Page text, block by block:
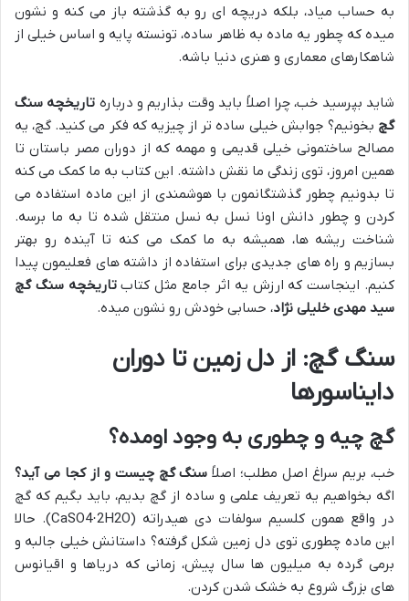
به حساب میاد، بلکه دریچه ای رو به گذشته باز می کنه و نشون
میده که چطور یه ماده به ظاهر ساده، تونسته پایه و اساس خیلی از
شاهکارهای معماری و هنری دنیا باشه.
شاید بپرسید خب، چرا اصلاً باید وقت بذاریم و درباره تاریخچه سنگ
گچ بخونیم؟ جوابش خیلی ساده تر از چیزیه که فکر می کنید. گچ، یه
مصالح ساختمونی خیلی قدیمی و مهمه که از دوران مصر باستان تا
همین امروز، توی زندگی ما نقش داشته. این کتاب به ما کمک می کنه
تا بدونیم چطور گذشتگانمون با هوشمندی از این ماده استفاده می
کردن و چطور دانش اونا نسل به نسل منتقل شده تا به ما برسه.
شناخت ریشه ها، همیشه به ما کمک می کنه تا آینده رو بهتر
بسازیم و راه های جدیدی برای استفاده از داشته های فعلیمون پیدا
کنیم. اینجاست که ارزش یه اثر جامع مثل کتابتاریخچه سنگ گچ
سید مهدی خلیلی نژاد، حسابی خودش رو نشون میده.
سنگ گچ: از دل زمین تا دوران
دایناسورها
گچ چیه و چطوری به وجود اومده؟
خب، بریم سراغ اصل مطلب؛ اصلاً سنگ گچ چیست و از کجا می آید؟
اگه بخواهیم یه تعریف علمی و ساده از گچ بدیم، باید بگیم که گچ
در واقع همون کلسیم سولفات دی هیدراته (CaSO4·2H2O). حالا
این ماده چطوری توی دل زمین شکل گرفته؟ داستانش خیلی جالبه و
برمی گرده به میلیون ها سال پیش، زمانی که دریاها و اقیانوس
های بزرگ شروع به خشک شدن کردن.